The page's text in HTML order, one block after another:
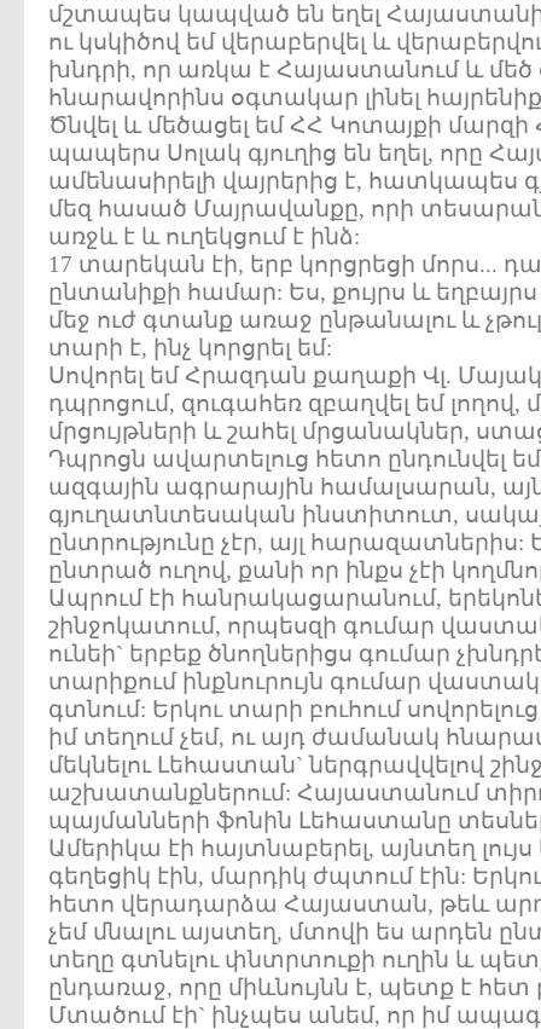
մշտապես կապված են եղել
ու կսկիծով եմ վերաբերվել և
խնդրի, որ առկա է Հայաստանում և մեծ
հնարավորինս օգտակար լինել
Ծնվել և մեծացել եմ ՀՀ Կոտայքի
պապերս Սոլակ գյուղից են եղել, որը
ամենասիրելի վայրերից է, հատկապես
մեզ հասած Մայրավանքը, որի
առջև է և ուղեկցում է ինձ:
17 տարեկան էի, երբ կորցրեցի մորս...
ընտանիքի համար: Ես, քույրս և
մեջ ուժ գտանք առաջ ընթանալու և
տարի է, ինչ կորցրել եմ:
Սովորել եմ Հրազդան քաղաքի Վլ.
դպրոցում, զուգահեռ զբաղվել եմ լողով,
մրցույթների և շահել մրցանակներ,
Դպրոցն ավարտելուց հետո ընդունվել
ազգային ագրարային համալսարան,
գյուղատնտեսական ինստիտուտ,
ընտրությունը չէր, այլ
ընտրած ուղով, քանի որ ինքս չէի
Ապրում էի հանրակացարանում,
շինջոկատում, որպեսզի գումար
ունեի` երբեք ծնողներիցս գումար
տարիքում ինքնուրույն գումար
գտնում: Երկու տարի բուհում
իմ տեղում չեմ, ու այդ ժամանակ
մեկնելու Լեհաստան` ներգրավվելով
աշխատանքներում: Հայաստանում
պայմանների ֆոնին Լեհաստանը
Ամերիկա էի հայտնաբերել, այնտեղ
գեղեցիկ էին, մարդիկ ժպտում էին:
հետո վերադարձա Հայաստան, թեև
չեմ մնալու այստեղ, մտովի ես արդեն
տեղը գտնելու փնտրտուքի ուղին և
ընդառաջ, որը միևնույնն է, պետք է
Մտածում էի` ինչպես անեմ, որ իմ